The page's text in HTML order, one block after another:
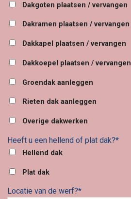
Dakgoten plaatsen / vervangen
Dakramen plaatsen / vervangen
Dakkapel plaatsen / vervangen
Dakkoepel plaatsen / vervangen
Groendak aanleggen
Rieten dak aanleggen
Overige dakwerken
Heeft u een hellend of plat dak?*
Hellend dak
Plat dak
Locatie van de werf?*